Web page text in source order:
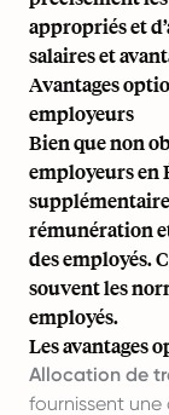
appropriés et
salaires et
Avantages
employeurs
Bien que non
employeurs en
rémunération
des employés.
souvent les
employés.
Les avantages
Allocation de
fournissent